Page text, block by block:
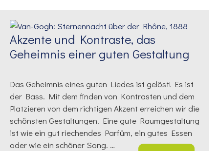
Akzente und Kontraste, das
Geheimnis einer guten Gestaltung
Das Geheimnis eines guten Liedes ist gelöst! Es ist
der Bass. Mit dem finden von Kontrasten und dem
Platzieren von dem richtigen Akzent erreichen wir die
schönsten Gestaltungen. Eine gute Raumgestaltung
ist wie ein gut riechendes Parfüm, ein gutes Essen
oder wie ein schöner Song. …